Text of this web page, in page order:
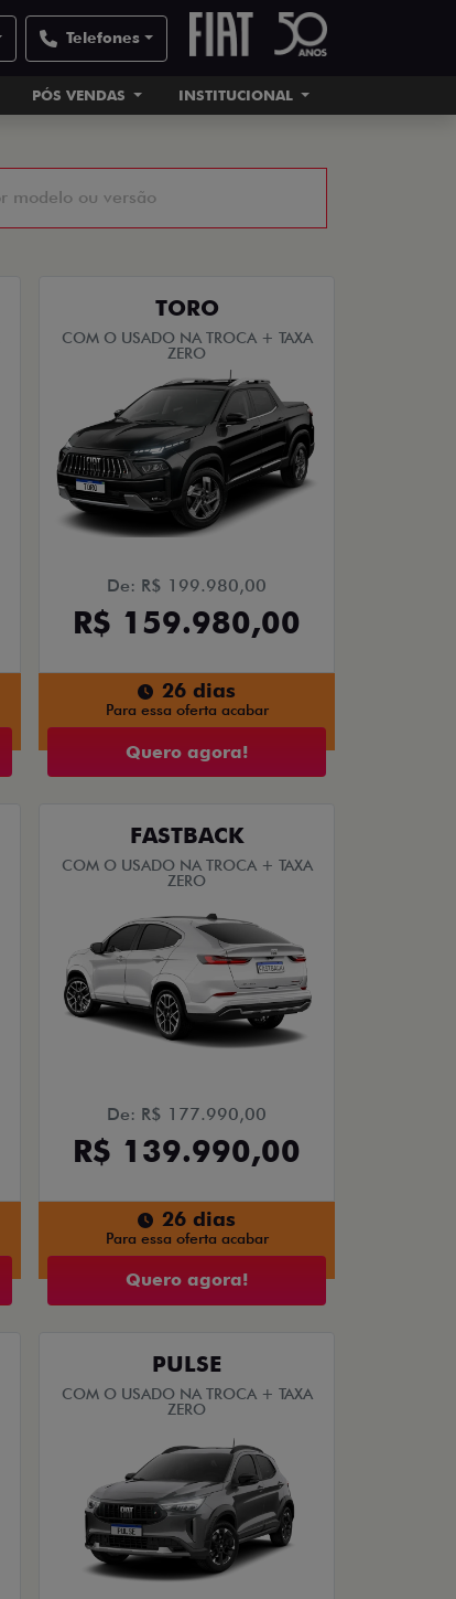
Telefones
PÓS VENDAS INSTITUCIONAL
TORO
COM O USADO NA TROCA + TAXA
ZERO
De: R$ 199.980,00
R$ 159.980,00
26 dias
Para essa oferta acabar
Quero agora!
FASTBACK
COM O USADO NA TROCA + TAXA
ZERO
De: R$ 177.990,00
R$ 139.990,00
26 dias
Para essa oferta acabar
Quero agora!
PULSE
COM O USADO NA TROCA + TAXA
ZERO